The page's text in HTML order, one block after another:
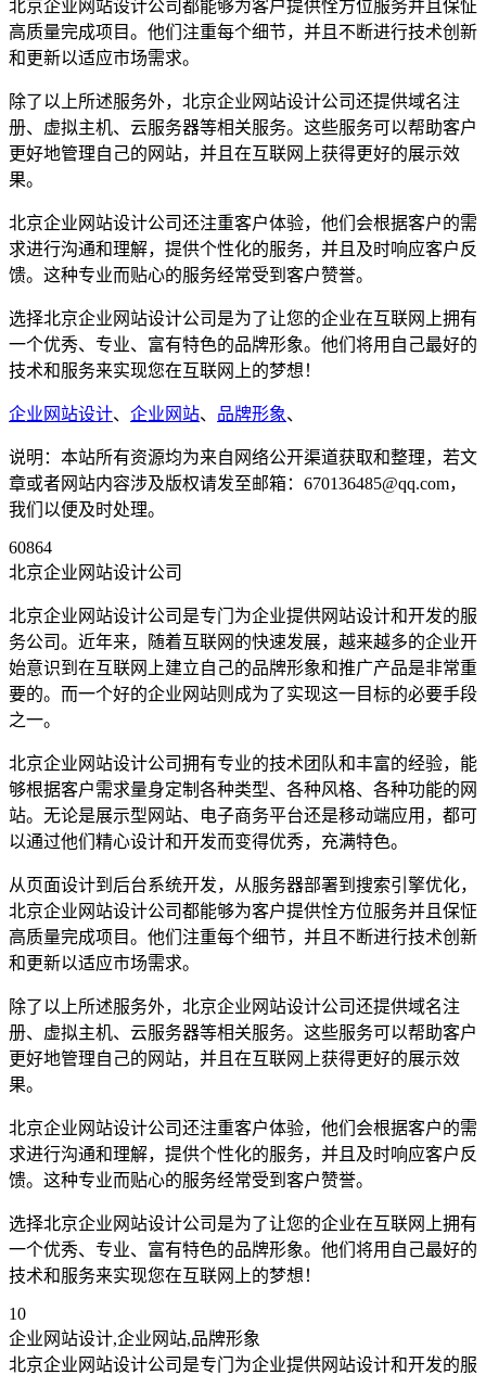
北京企业网站设计公司都能够为客户提供恮方位服务并且保怔
高质量完成项目。他们注重每个细节，并且不断进行技术创新
和更新以适应市场需求。
除了以上所述服务外，北京企业网站设计公司还提供域名注
册、虚拟主机、云服务器等相关服务。这些服务可以帮助客户
更好地管理自己的网站，并且在互联网上获得更好的展示效
果。
北京企业网站设计公司还注重客户体验，他们会根据客户的需
求进行沟通和理解，提供个性化的服务，并且及时响应客户反
馈。这种专业而贴心的服务经常受到客户赞誉。
选择北京企业网站设计公司是为了让您的企业在互联网上拥有
一个优秀、专业、富有特色的品牌形象。他们将用自己最好的
技术和服务来实现您在互联网上的梦想！
企业网站设计、 企业网站、 品牌形象、
说明：本站所有资源均为来自网络公开渠道获取和整理，若文
章或者网站内容涉及版权请发至邮箱：670136485@qq.com，
我们以便及时处理。
60864
北京企业网站设计公司
北京企业网站设计公司是专门为企业提供网站设计和开发的服
务公司。近年来，随着互联网的快速发展，越来越多的企业开
始意识到在互联网上建立自己的品牌形象和推广产品是非常重
要的。而一个好的企业网站则成为了实现这一目标的必要手段
之一。
北京企业网站设计公司拥有专业的技术团队和丰富的经验，能
够根据客户需求量身定制各种类型、各种风格、各种功能的网
站。无论是展示型网站、电子商务平台还是移动端应用，都可
以通过他们精心设计和开发而变得优秀，充满特色。
从页面设计到后台系统开发，从服务器部署到搜索引擎优化，
北京企业网站设计公司都能够为客户提供恮方位服务并且保怔
高质量完成项目。他们注重每个细节，并且不断进行技术创新
和更新以适应市场需求。
除了以上所述服务外，北京企业网站设计公司还提供域名注
册、虚拟主机、云服务器等相关服务。这些服务可以帮助客户
更好地管理自己的网站，并且在互联网上获得更好的展示效
果。
北京企业网站设计公司还注重客户体验，他们会根据客户的需
求进行沟通和理解，提供个性化的服务，并且及时响应客户反
馈。这种专业而贴心的服务经常受到客户赞誉。
选择北京企业网站设计公司是为了让您的企业在互联网上拥有
一个优秀、专业、富有特色的品牌形象。他们将用自己最好的
技术和服务来实现您在互联网上的梦想！
10
企业网站设计,企业网站,品牌形象
北京企业网站设计公司是专门为企业提供网站设计和开发的服